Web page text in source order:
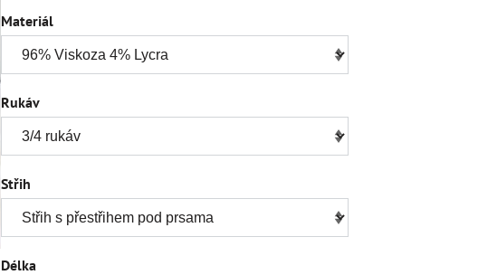
Materiál
Rukáv
Střih
Délka